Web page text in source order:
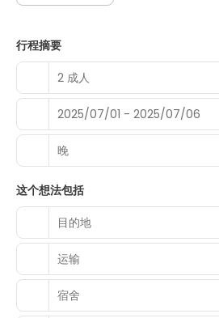
行程摘要
2 成人
2025/07/01 - 2025/07/06
晚
这个想法包括
目的地
运输
宿舍